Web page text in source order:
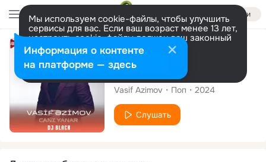
Войти
Мы используем cookie-файлы, чтобы улучшить
сервисы для вас. Если ваш возраст менее 13 лет,
настроить cookie-файлы должен ваш законный
представитель. Больше информации
Разрешить все Настроить
Сингл
Canı Yanar (Remix)
Vasif Azimov Поп 2024
Слушать
Информация о контенте
на платформе — здесь